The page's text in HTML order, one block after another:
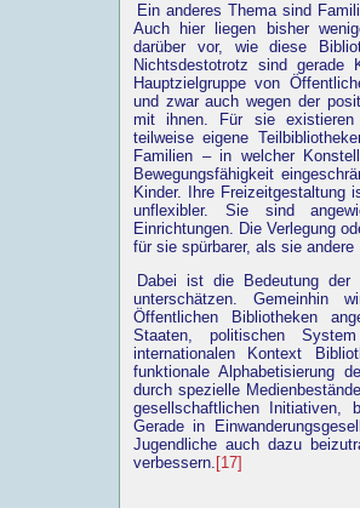
Ein anderes Thema sind
Auch hier liegen bisher
darüber vor, wie diese
Nichtsdestotrotz sind gerade
Hauptzielgruppe von
und zwar auch wegen der
mit ihnen. Für sie existieren
teilweise eigene
Familien – in welcher
Bewegungsfähigkeit
Kinder. Ihre Freizeitgestaltung
unflexibler. Sie sind
Einrichtungen. Die Verlegung
für sie spürbarer, als sie
Dabei ist die Bedeutung
unterschätzen. Gemeinhin
Öffentlichen Bibliotheken
Staaten, politischen
internationalen Kontext
funktionale Alphabetisierung
durch spezielle
gesellschaftlichen Initiativen,
Gerade in
Jugendliche auch dazu
verbessern. [17]